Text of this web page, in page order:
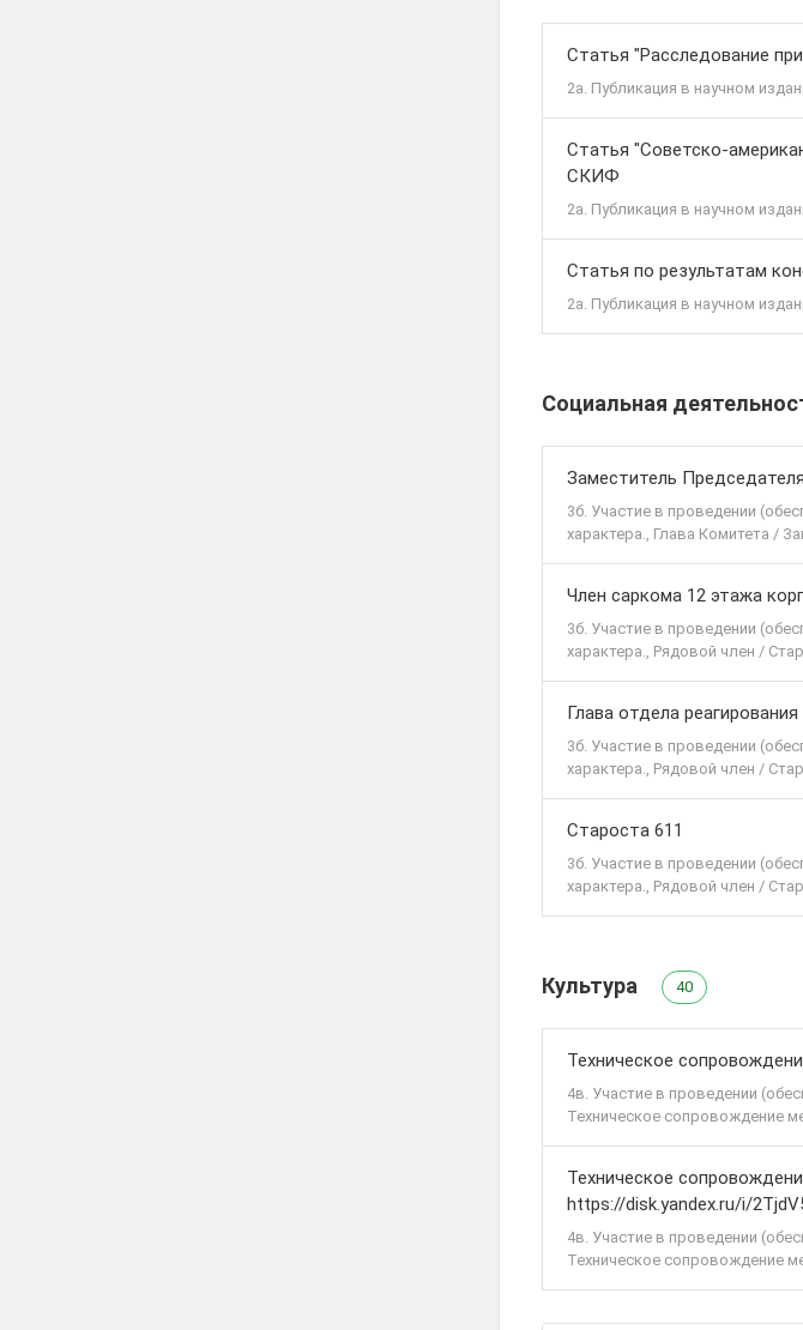
Статья "Расследование
2а. Публикация в научном
Статья "Советско-
СКИФ
2а. Публикация в научном
Статья по результатам
2а. Публикация в научном
Социальная
Заместитель
3б. Участие в проведении
характера., Глава Комитета /
Член саркома 12 этажа
3б. Участие в проведении
характера., Рядовой член /
Глава отдела
3б. Участие в проведении
характера., Рядовой член /
Староста 611
3б. Участие в проведении
характера., Рядовой член /
Культура 40
Техническое
4в. Участие в проведении
Техническое сопровождение
Техническое
https://disk.yandex.ru/i/
4в. Участие в проведении
Техническое сопровождение